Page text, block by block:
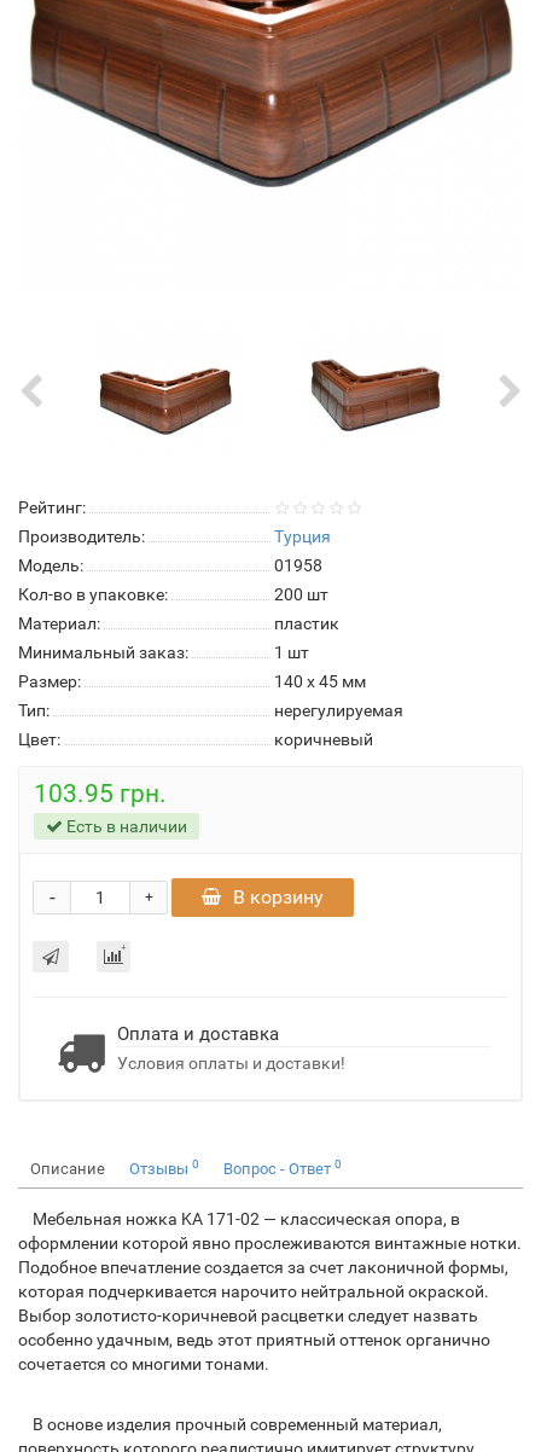
Рейтинг:
Производитель:
Турция
Модель:
01958
Кол-во в упаковке:
200 шт
Материал:
пластик
Минимальный заказ:
1 шт
Размер:
140 х 45 мм
Тип:
нерегулируемая
Цвет:
коричневый
103.95 грн.
Есть в наличии
+
- В корзину
Оплата и доставка
Условия оплаты и доставки!
Описание Отзывы 0 Вопрос - Ответ 0
Мебельная ножка KA 171-02 — классическая опора, в
оформлении которой явно прослеживаются винтажные нотки.
Подобное впечатление создается за счет лаконичной формы,
которая подчеркивается нарочито нейтральной окраской.
Выбор золотисто-коричневой расцветки следует назвать
особенно удачным, ведь этот приятный оттенок органично
сочетается со многими тонами.
В основе изделия прочный современный материал,